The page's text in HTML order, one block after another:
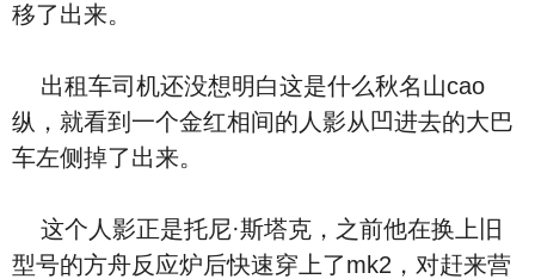
移了出来。
出租车司机还没想明白这是什么秋名山cao
纵，就看到一个金红相间的人影从凹进去的大巴
车左侧掉了出来。
这个人影正是托尼·斯塔克，之前他在换上旧
型号的方舟反应炉后快速穿上了mk2，对赶来营